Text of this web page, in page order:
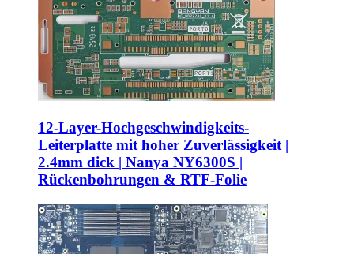
12-Layer-Hochgeschwindigkeits-
Leiterplatte mit hoher Zuverlässigkeit |
2.4mm dick | Nanya NY6300S |
Rückenbohrungen & RTF-Folie